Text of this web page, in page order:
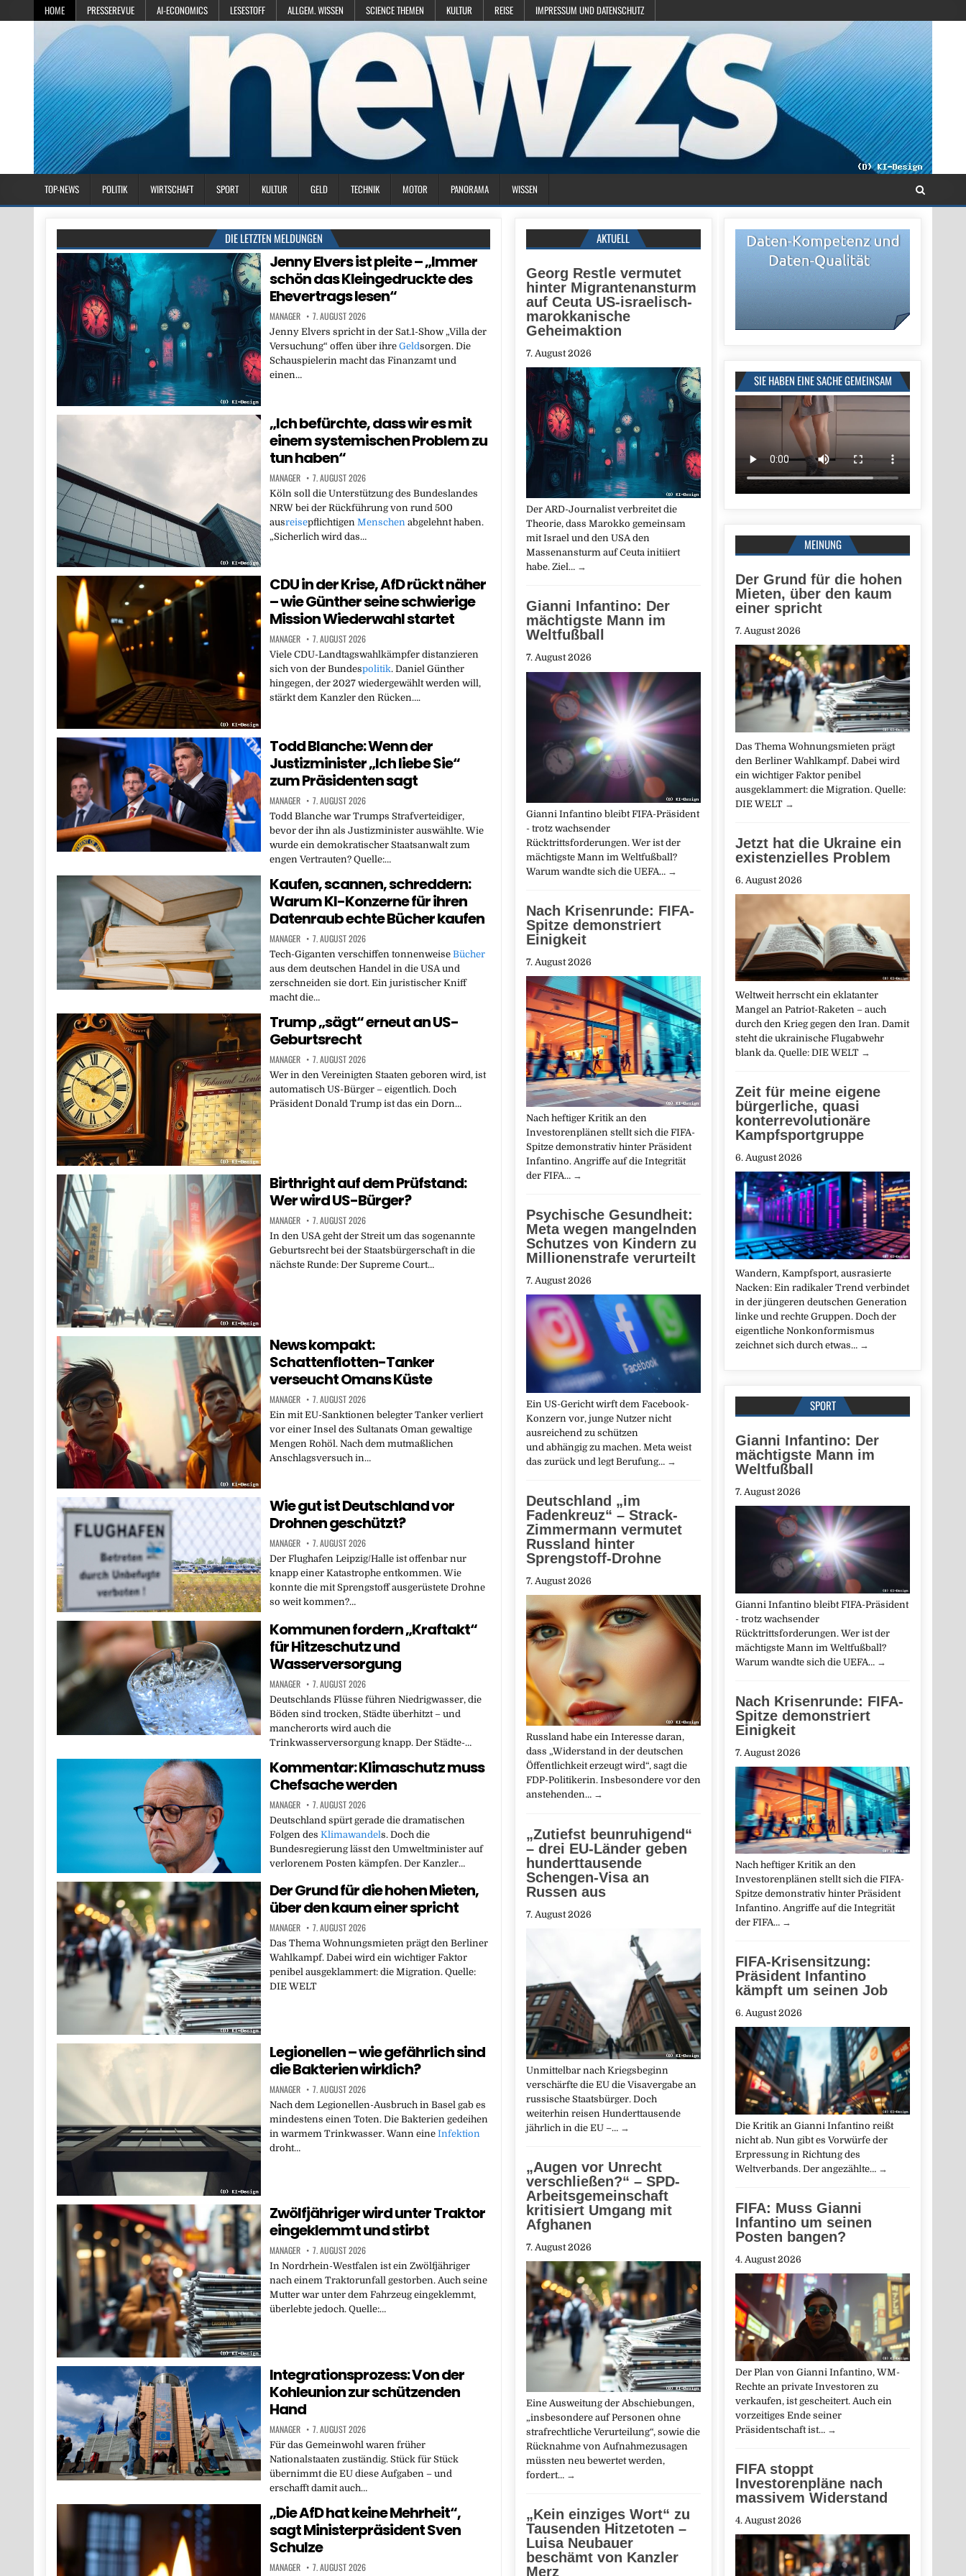
HOME PRESSEREVUE AI-ECONOMICS LESESTOFF ALLGEM. WISSEN SCIENCE THEMEN KULTUR REISE IMPRESSUM UND DATENSCHUTZ
TOP-NEWS POLITIK WIRTSCHAFT SPORT KULTUR GELD TECHNIK MOTOR PANORAMA WISSEN
DIE LETZTEN MELDUNGEN
Jenny Elvers ist pleite – „Immer
schön das Kleingedruckte des
Ehevertrags lesen“
MANAGER 7. AUGUST 2026
Jenny Elvers spricht in der Sat.1-Show „Villa der
Versuchung“ offen über ihre Geldsorgen. Die
Schauspielerin macht das Finanzamt und
einen…
„Ich befürchte, dass wir es mit
einem systemischen Problem zu
tun haben“
MANAGER 7. AUGUST 2026
Köln soll die Unterstützung des Bundeslandes
NRW bei der Rückführung von rund 500
ausreisepflichtigen Menschen abgelehnt haben.
„Sicherlich wird das…
CDU in der Krise, AfD rückt näher
– wie Günther seine schwierige
Mission Wiederwahl startet
MANAGER 7. AUGUST 2026
Viele CDU-Landtagswahlkämpfer distanzieren
sich von der Bundespolitik. Daniel Günther
hingegen, der 2027 wiedergewählt werden will,
stärkt dem Kanzler den Rücken….
Todd Blanche: Wenn der
Justizminister „Ich liebe Sie“
zum Präsidenten sagt
MANAGER 7. AUGUST 2026
Todd Blanche war Trumps Strafverteidiger,
bevor der ihn als Justizminister auswählte. Wie
wurde ein demokratischer Staatsanwalt zum
engen Vertrauten? Quelle:…
Kaufen, scannen, schreddern:
Warum KI-Konzerne für ihren
Datenraub echte Bücher kaufen
MANAGER 7. AUGUST 2026
Tech-Giganten verschiffen tonnenweise Bücher
aus dem deutschen Handel in die USA und
zerschneiden sie dort. Ein juristischer Kniff
macht die…
Trump „sägt“ erneut an US-
Geburtsrecht
MANAGER 7. AUGUST 2026
Wer in den Vereinigten Staaten geboren wird, ist
automatisch US-Bürger – eigentlich. Doch
Präsident Donald Trump ist das ein Dorn…
Birthright auf dem Prüfstand:
Wer wird US-Bürger?
MANAGER 7. AUGUST 2026
In den USA geht der Streit um das sogenannte
Geburtsrecht bei der Staatsbürgerschaft in die
nächste Runde: Der Supreme Court…
News kompakt:
Schattenflotten-Tanker
verseucht Omans Küste
MANAGER 7. AUGUST 2026
Ein mit EU-Sanktionen belegter Tanker verliert
vor einer Insel des Sultanats Oman gewaltige
Mengen Rohöl. Nach dem mutmaßlichen
Anschlagsversuch in…
Wie gut ist Deutschland vor
Drohnen geschützt?
MANAGER 7. AUGUST 2026
Der Flughafen Leipzig/Halle ist offenbar nur
knapp einer Katastrophe entkommen. Wie
konnte die mit Sprengstoff ausgerüstete Drohne
so weit kommen?…
Kommunen fordern „Kraftakt“
für Hitzeschutz und
Wasserversorgung
MANAGER 7. AUGUST 2026
Deutschlands Flüsse führen Niedrigwasser, die
Böden sind trocken, Städte überhitzt – und
mancherorts wird auch die
Trinkwasserversorgung knapp. Der Städte-…
Kommentar: Klimaschutz muss
Chefsache werden
MANAGER 7. AUGUST 2026
Deutschland spürt gerade die dramatischen
Folgen des Klimawandels. Doch die
Bundesregierung lässt den Umweltminister auf
verlorenem Posten kämpfen. Der Kanzler…
Der Grund für die hohen Mieten,
über den kaum einer spricht
MANAGER 7. AUGUST 2026
Das Thema Wohnungsmieten prägt den Berliner
Wahlkampf. Dabei wird ein wichtiger Faktor
penibel ausgeklammert: die Migration. Quelle:
DIE WELT
Legionellen – wie gefährlich sind
die Bakterien wirklich?
MANAGER 7. AUGUST 2026
Nach dem Legionellen-Ausbruch in Basel gab es
mindestens einen Toten. Die Bakterien gedeihen
in warmem Trinkwasser. Wann eine Infektion
droht…
Zwölfjähriger wird unter Traktor
eingeklemmt und stirbt
MANAGER 7. AUGUST 2026
In Nordrhein-Westfalen ist ein Zwölfjähriger
nach einem Traktorunfall gestorben. Auch seine
Mutter war unter dem Fahrzeug eingeklemmt,
überlebte jedoch. Quelle:…
Integrationsprozess: Von der
Kohleunion zur schützenden
Hand
MANAGER 7. AUGUST 2026
Für das Gemeinwohl waren früher
Nationalstaaten zuständig. Stück für Stück
übernimmt die EU diese Aufgaben – und
erschafft damit auch…
„Die AfD hat keine Mehrheit“,
sagt Ministerpräsident Sven
Schulze
MANAGER 7. AUGUST 2026
SIE HABEN EINE SACHE GEMEINSAM
MEINUNG
Der Grund für die hohen
Mieten, über den kaum
einer spricht
7. August 2026
Das Thema Wohnungsmieten prägt
den Berliner Wahlkampf. Dabei wird
ein wichtiger Faktor penibel
ausgeklammert: die Migration. Quelle:
DIE WELT →
Jetzt hat die Ukraine ein
existenzielles Problem
6. August 2026
Weltweit herrscht ein eklatanter
Mangel an Patriot-Raketen – auch
durch den Krieg gegen den Iran. Damit
steht die ukrainische Flugabwehr
blank da. Quelle: DIE WELT →
Zeit für meine eigene
bürgerliche, quasi
konterrevolutionäre
Kampfsportgruppe
6. August 2026
Wandern, Kampfsport, ausrasierte
Nacken: Ein radikaler Trend verbindet
in der jüngeren deutschen Generation
linke und rechte Gruppen. Doch der
eigentliche Nonkonformismus
zeichnet sich durch etwas… →
SPORT
Gianni Infantino: Der
mächtigste Mann im
Weltfußball
7. August 2026
Gianni Infantino bleibt FIFA-Präsident
- trotz wachsender
Rücktrittsforderungen. Wer ist der
mächtigste Mann im Weltfußball?
Warum wandte sich die UEFA… →
Nach Krisenrunde: FIFA-
Spitze demonstriert
Einigkeit
7. August 2026
Nach heftiger Kritik an den
Investorenplänen stellt sich die FIFA-
Spitze demonstrativ hinter Präsident
Infantino. Angriffe auf die Integrität
der FIFA… →
FIFA-Krisensitzung:
Präsident Infantino
kämpft um seinen Job
6. August 2026
Die Kritik an Gianni Infantino reißt
nicht ab. Nun gibt es Vorwürfe der
Erpressung in Richtung des
Weltverbands. Der angezählte… →
FIFA: Muss Gianni
Infantino um seinen
Posten bangen?
4. August 2026
Der Plan von Gianni Infantino, WM-
Rechte an private Investoren zu
verkaufen, ist gescheitert. Auch ein
vorzeitiges Ende seiner
Präsidentschaft ist… →
FIFA stoppt
Investorenpläne nach
massivem Widerstand
4. August 2026
AKTUELL
Georg Restle vermutet
hinter Migrantenansturm
auf Ceuta US-israelisch-
marokkanische
Geheimaktion
7. August 2026
Der ARD-Journalist verbreitet die
Theorie, dass Marokko gemeinsam
mit Israel und den USA den
Massenansturm auf Ceuta initiiert
habe. Ziel… →
Gianni Infantino: Der
mächtigste Mann im
Weltfußball
7. August 2026
Gianni Infantino bleibt FIFA-Präsident
- trotz wachsender
Rücktrittsforderungen. Wer ist der
mächtigste Mann im Weltfußball?
Warum wandte sich die UEFA… →
Nach Krisenrunde: FIFA-
Spitze demonstriert
Einigkeit
7. August 2026
Nach heftiger Kritik an den
Investorenplänen stellt sich die FIFA-
Spitze demonstrativ hinter Präsident
Infantino. Angriffe auf die Integrität
der FIFA… →
Psychische Gesundheit:
Meta wegen mangelnden
Schutzes von Kindern zu
Millionenstrafe verurteilt
7. August 2026
Ein US-Gericht wirft dem Facebook-
Konzern vor, junge Nutzer nicht
ausreichend zu schützen
und abhängig zu machen. Meta weist
das zurück und legt Berufung… →
Deutschland „im
Fadenkreuz“ – Strack-
Zimmermann vermutet
Russland hinter
Sprengstoff-Drohne
7. August 2026
Russland habe ein Interesse daran,
dass „Widerstand in der deutschen
Öffentlichkeit erzeugt wird“, sagt die
FDP-Politikerin. Insbesondere vor den
anstehenden… →
„Zutiefst beunruhigend“
– drei EU-Länder geben
hunderttausende
Schengen-Visa an
Russen aus
7. August 2026
Unmittelbar nach Kriegsbeginn
verschärfte die EU die Visavergabe an
russische Staatsbürger. Doch
weiterhin reisen Hunderttausende
jährlich in die EU –… →
„Augen vor Unrecht
verschließen?“ – SPD-
Arbeitsgemeinschaft
kritisiert Umgang mit
Afghanen
7. August 2026
Eine Ausweitung der Abschiebungen,
„insbesondere auf Personen ohne
strafrechtliche Verurteilung“, sowie die
Rücknahme von Aufnahmezusagen
müssten neu bewertet werden,
fordert… →
„Kein einziges Wort“ zu
Tausenden Hitzetoten –
Luisa Neubauer
beschämt von Kanzler
Merz